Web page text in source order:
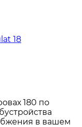
18
180 по
в вашем